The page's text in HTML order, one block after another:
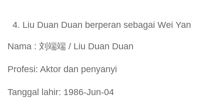
Liu Duan Duan berperan sebagai Wei Yan
Nama : 刘端端 / Liu Duan Duan
Profesi: Aktor dan penyanyi
Tanggal lahir: 1986-Jun-04